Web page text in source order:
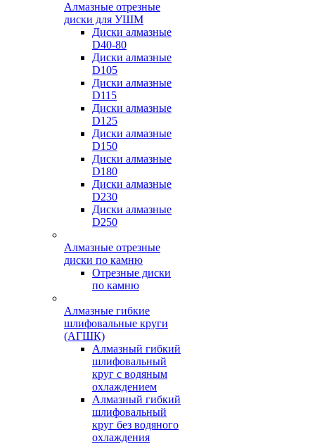
Алмазные отрезные
диски для УШМ
Диски алмазные
D40-80
Диски алмазные
D105
Диски алмазные
D115
Диски алмазные
D125
Диски алмазные
D150
Диски алмазные
D180
Диски алмазные
D230
Диски алмазные
D250
Алмазные отрезные
диски по камню
Отрезные диски
по камню
Алмазные гибкие
шлифовальные круги
(АГШК)
Алмазный гибкий
шлифовальный
круг с водяным
охлаждением
Алмазный гибкий
шлифовальный
круг без водяного
охлаждения